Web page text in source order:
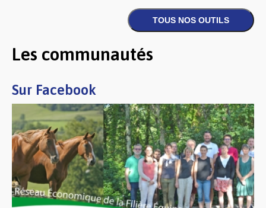
Les communautés
Sur Facebook